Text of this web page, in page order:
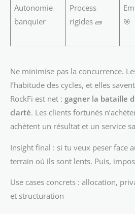
Autonomie
banquier
Process
rigides 🧱
🎯
Ne minimise pas la concurrence.
l’habitude des cycles, et elles
RockFi est net : gagner la bataille
clarté. Les clients fortunés
achètent un résultat et un service
Insight final : si tu veux peser face
terrain où ils sont lents. Puis,
Use cases concrets : allocation,
et structuration